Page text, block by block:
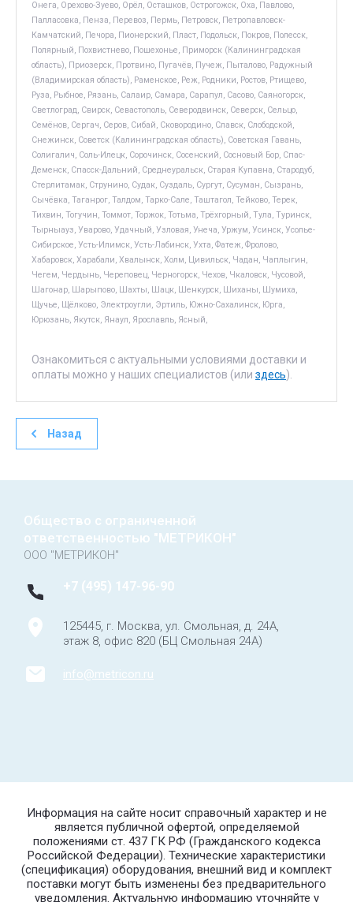
Онега, Орехово-Зуево, Орёл, Осташков, Острогожск, Оха, Павлово,
Палласовка, Пенза, Перевоз, Пермь, Петровск, Петропавловск-
Камчатский, Печора, Пионерский, Пласт, Подольск, Покров, Полесск,
Полярный, Похвистнево, Пошехонье, Приморск (Калининградская
область), Приозерск, Протвино, Пугачёв, Пучеж, Пыталово, Радужный
(Владимирская область), Раменское, Реж, Родники, Ростов, Ртищево,
Руза, Рыбное, Рязань, Салаир, Самара, Сарапул, Сасово, Саяногорск,
Светлоград, Свирск, Севастополь, Северодвинск, Северск, Сельцо,
Семёнов, Сергач, Серов, Сибай, Сковородино, Славск, Слободской,
Снежинск, Советск (Калининградская область), Советская Гавань,
Солигалич, Соль-Илецк, Сорочинск, Сосенский, Сосновый Бор, Спас-
Деменск, Спасск-Дальний, Среднеуральск, Старая Купавна, Стародуб,
Стерлитамак, Струнино, Судак, Суздаль, Сургут, Сусуман, Сызрань,
Сычёвка, Таганрог, Талдом, Тарко-Сале, Таштагол, Тейково, Терек,
Тихвин, Тогучин, Томмот, Торжок, Тотьма, Трёхгорный, Тула, Туринск,
Тырныауз, Уварово, Удачный, Узловая, Унеча, Уржум, Усинск, Усолье-
Сибирское, Усть-Илимск, Усть-Лабинск, Ухта, Фатеж, Фролово,
Хабаровск, Харабали, Хвалынск, Холм, Цивильск, Чадан, Чаплыгин,
Чегем, Чердынь, Череповец, Черногорск, Чехов, Чкаловск, Чусовой,
Шагонар, Шарыпово, Шахты, Шацк, Шенкурск, Шиханы, Шумиха,
Щучье, Щёлково, Электроугли, Эртиль, Южно-Сахалинск, Юрга,
Юрюзань, Якутск, Янаул, Ярославль, Ясный,
Ознакомиться с актуальными условиями доставки и
оплаты можно у наших специалистов (или здесь).
Назад
Общество с ограниченной
ответственностью "МЕТРИКОН"
ООО "МЕТРИКОН"
+7 (495) 147-96-90
125445, г. Москва, ул. Смольная, д. 24А,
этаж 8, офис 820 (БЦ Смольная 24А)
info@metricon.ru
Информация на сайте носит справочный характер и не
является публичной офертой, определяемой
положениями ст. 437 ГК РФ (Гражданского кодекса
Российской Федерации). Технические характеристики
(спецификация) оборудования, внешний вид и комплект
поставки могут быть изменены без предварительного
уведомления. Актуальную информацию уточняйте у